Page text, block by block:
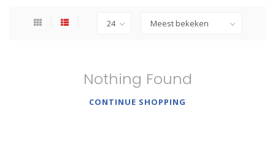
Nothing Found
CONTINUE SHOPPING